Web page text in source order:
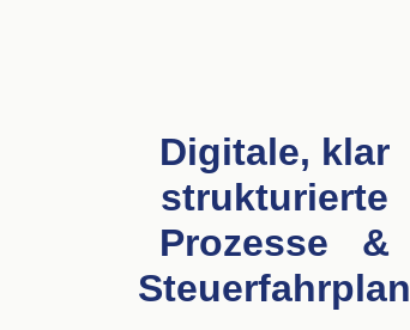
Digitale, klar
strukturierte
Prozesse &
Steuerfahrplan